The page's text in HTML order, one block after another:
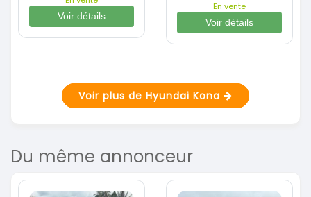
Voir détails
En vente
Voir détails
Voir plus de Hyundai Kona
Du même annonceur